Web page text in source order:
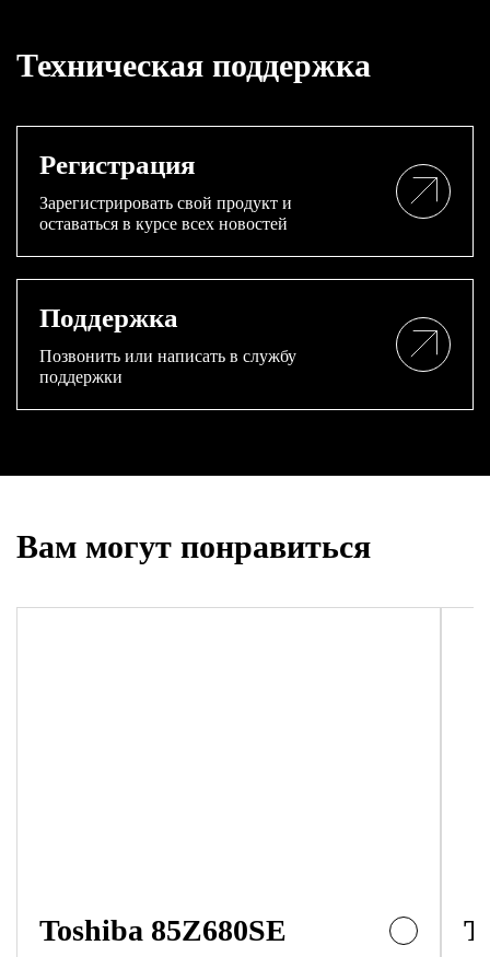
Техническая поддержка
Регистрация
Зарегистрировать свой продукт и
оставаться в курсе всех новостей
Поддержка
Позвонить или написать в службу
поддержки
Вам могут понравиться
Toshiba 85Z680SE